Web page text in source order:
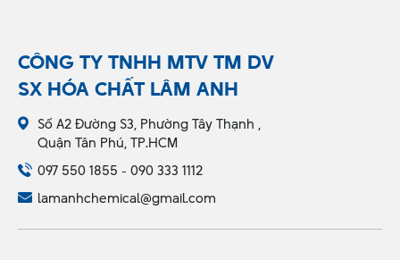
CÔNG TY TNHH MTV TM DV
SX HÓA CHẤT LÂM ANH
Số A2 Đường S3, Phường Tây Thạnh ,
Quận Tân Phú, TP.HCM
097 550 1855 - 090 333 1112
lamanhchemical@gmail.com